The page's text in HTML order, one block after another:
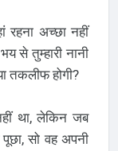
रहना अच्छा नहीं
से तुम्हारी नानी
तकलीफ होगी?
था, लेकिन जब
सो वह अपनी